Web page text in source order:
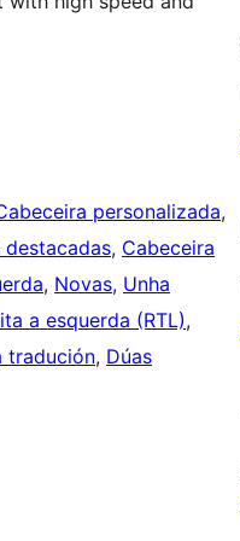
personalizada
destacadas, Cabeceira
, Novas, Unha
a esquerda (RTL)
tradución, Dúas